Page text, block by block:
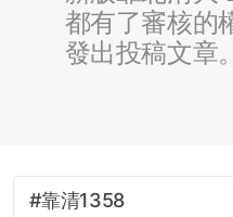
都有了審核的
發出投稿文章。
#靠清1358